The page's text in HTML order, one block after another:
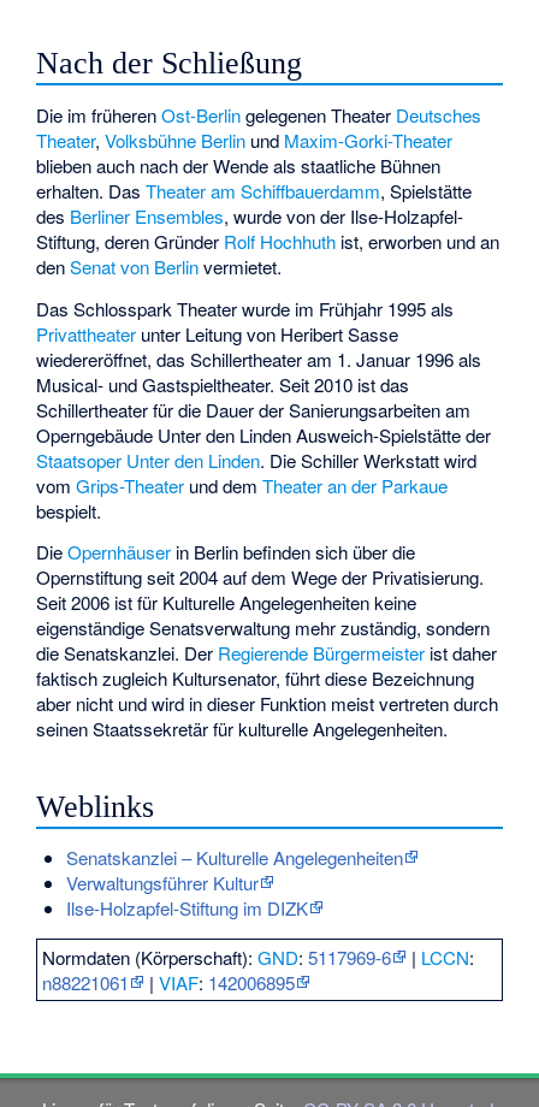
Nach der Schließung
Die im früherenOst-Berlingelegenen Theater Deutsches
Theater,Volksbühne Berlin und Maxim-Gorki-Theater
blieben auch nach der Wende als staatliche Bühnen
erhalten. DasTheater am Schiffbauerdamm, Spielstätte
des Berliner Ensembles, wurde von der Ilse-Holzapfel-
Stiftung, deren Gründer Rolf Hochhuth ist, erworben und an
denSenat von Berlinvermietet.
Das Schlosspark Theater wurde im Frühjahr 1995 als
Privattheater unter Leitung von Heribert Sasse
wiedereröffnet, das Schillertheater am 1. Januar 1996 als
Musical- und Gastspieltheater. Seit 2010 ist das
Schillertheater für die Dauer der Sanierungsarbeiten am
Operngebäude Unter den Linden Ausweich-Spielstätte der
Staatsoper Unter den Linden. Die Schiller Werkstatt wird
vomGrips-Theater und demTheater an der Parkaue
bespielt.
DieOpernhäuser in Berlin befinden sich über die
Opernstiftung seit 2004 auf dem Wege der Privatisierung.
Seit 2006 ist für Kulturelle Angelegenheiten keine
eigenständige Senatsverwaltung mehr zuständig, sondern
die Senatskanzlei. Der Regierende Bürgermeister ist daher
faktisch zugleich Kultursenator, führt diese Bezeichnung
aber nicht und wird in dieser Funktion meist vertreten durch
seinen Staatssekretär für kulturelle Angelegenheiten.
Weblinks
Senatskanzlei – Kulturelle Angelegenheiten
Verwaltungsführer Kultur
Ilse-Holzapfel-Stiftung im DIZK
Normdaten (Körperschaft):GND:5117969-6 | LCCN:
n88221061
|VIAF: 142006895